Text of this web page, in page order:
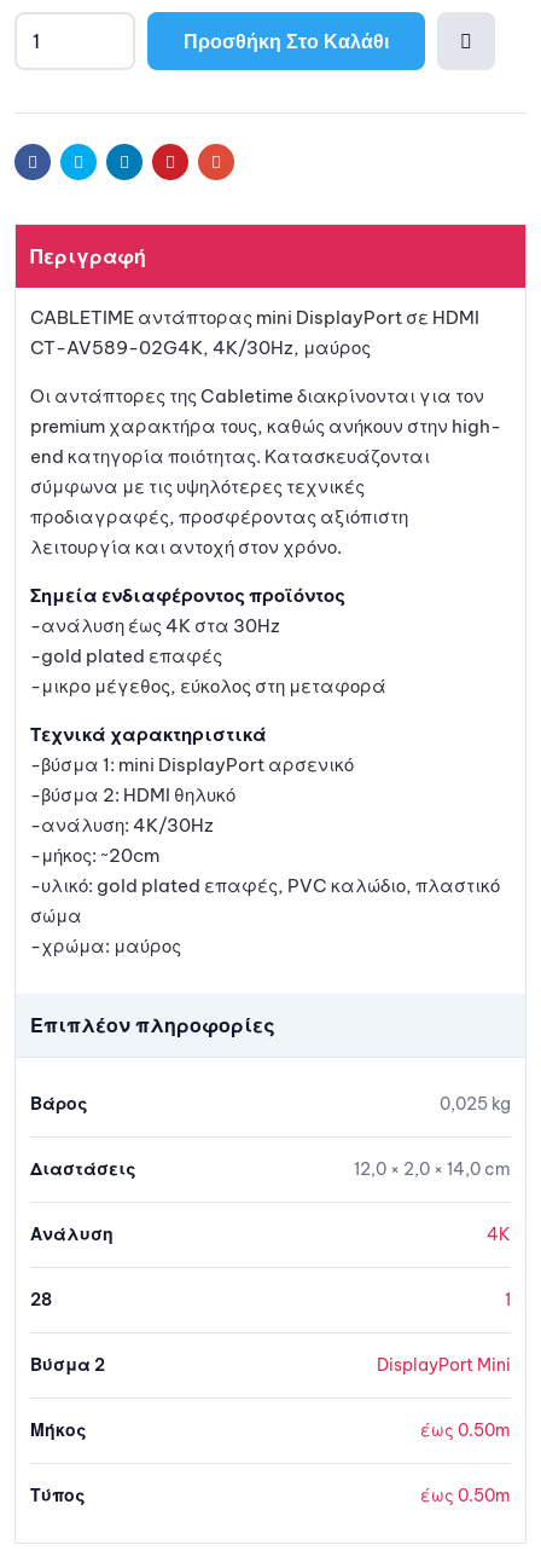
Προσθήκη Στο Καλάθι
αγαπη
μένων
l
r
FacebookTwitter LinkedinPinterestEmail
Περιγραφή
CABLETIME αντάπτορας mini DisplayPort σε HDMI
CT-AV589-02G4K, 4K/30Hz, μαύρος
Οι αντάπτορες της Cabletime διακρίνονται για τον
premium χαρακτήρα τους, καθώς ανήκουν στην high-
end κατηγορία ποιότητας. Κατασκευάζονται
σύμφωνα με τις υψηλότερες τεχνικές
προδιαγραφές, προσφέροντας αξιόπιστη
λειτουργία και αντοχή στον χρόνο.
Σημεία ενδιαφέροντος προϊόντος
-ανάλυση έως 4K στα 30Hz
-gold plated επαφές
-μικρο μέγεθος, εύκολος στη μεταφορά
Τεχνικά χαρακτηριστικά
-βύσμα 1: mini DisplayPort αρσενικό
-βύσμα 2: HDMI θηλυκό
-ανάλυση: 4K/30Hz
-μήκος: ~20cm
-υλικό: gold plated επαφές, PVC καλώδιο, πλαστικό
σώμα
-χρώμα: μαύρος
Επιπλέον πληροφορίες
Βάρος 0,025 kg
Διαστάσεις 12,0 × 2,0 × 14,0 cm
Ανάλυση 4K
28 1
Βύσμα 2 DisplayPort Mini
Μήκος έως 0.50m
Τύπος έως 0.50m